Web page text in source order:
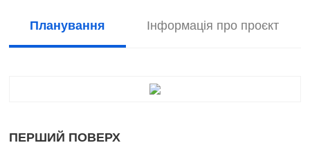
Планування Інформація про проєкт
ПЕРШИЙ ПОВЕРХ